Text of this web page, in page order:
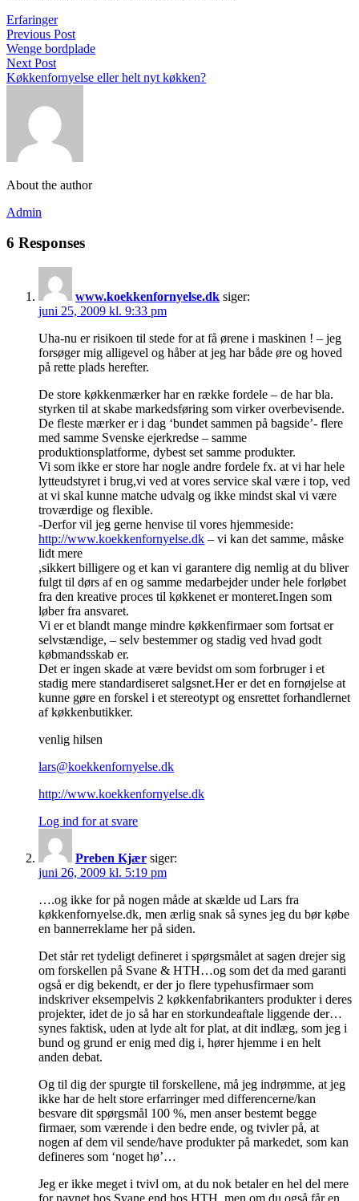
Erfaringer
Previous Post
Wenge bordplade
Next Post
Køkkenfornyelse eller helt nyt køkken?
About the author
Admin
6 Responses
www.koekkenfornyelse.dk siger:
juni 25, 2009 kl. 9:33 pm
Uha-nu er risikoen til stede for at få ørene i maskinen ! – jeg
forsøger mig alligevel og håber at jeg har både øre og hoved
på rette plads herefter.
De store køkkenmærker har en række fordele – de har bla.
styrken til at skabe markedsføring som virker overbevisende.
De fleste mærker er i dag ‘bundet sammen på bagside’- flere
med samme Svenske ejerkredse – samme
produktionsplatforme, dybest set samme produkter.
Vi som ikke er store har nogle andre fordele fx. at vi har hele
lytteudstyret i brug,vi ved at vores service skal være i top, ved
at vi skal kunne matche udvalg og ikke mindst skal vi være
troværdige og flexible.
-Derfor vil jeg gerne henvise til vores hjemmeside:
http://www.koekkenfornyelse.dk – vi kan det samme, måske
lidt mere
,sikkert billigere og et kan vi garantere dig nemlig at du bliver
fulgt til dørs af en og samme medarbejder under hele forløbet
fra den kreative proces til køkkenet er monteret.Ingen som
løber fra ansvaret.
Vi er et blandt mange mindre køkkenfirmaer som fortsat er
selvstændige, – selv bestemmer og stadig ved hvad godt
købmandsskab er.
Det er ingen skade at være bevidst om som forbruger i et
stadig mere standardiseret salgsnet.Her er det en fornøjelse at
kunne gøre en forskel i et stereotypt og ensrettet forhandlernet
af køkkenbutikker.
venlig hilsen
lars@koekkenfornyelse.dk
http://www.koekkenfornyelse.dk
Log ind for at svare
Preben Kjær siger:
juni 26, 2009 kl. 5:19 pm
….og ikke for på nogen måde at skælde ud Lars fra
køkkenfornyelse.dk, men ærlig snak så synes jeg du bør købe
en bannerreklame her på siden.
Det står ret tydeligt defineret i spørgsmålet at sagen drejer sig
om forskellen på Svane & HTH…og som det da med garanti
også er dig bekendt, er der jo flere typehusfirmaer som
indskriver eksempelvis 2 køkkenfabrikanters produkter i deres
projekter, idet de jo så har en storkundeaftale liggende der…
synes faktisk, uden at lyde alt for plat, at dit indlæg, som jeg i
bund og grund er enig med dig i, hører hjemme i en helt
anden debat.
Og til dig der spurgte til forskellene, må jeg indrømme, at jeg
ikke har de helt store erfarringer med differencerne/kan
besvare dit spørgsmål 100 %, men anser bestemt begge
firmaer, som værende i den bedre ende, og tvivler på, at
nogen af dem vil sende/have produkter på markedet, som kan
defineres som ‘noget hø’…
Jeg er ikke meget i tvivl om, at du nok betaler en hel del mere